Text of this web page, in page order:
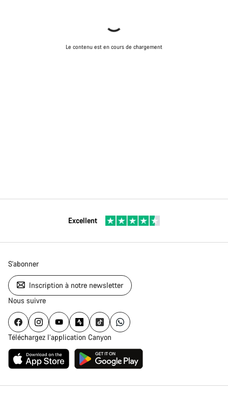
Le contenu est en cours de chargement
Excellent
S'abonner
Inscription à notre newsletter
Nous suivre
Téléchargez l’application Canyon